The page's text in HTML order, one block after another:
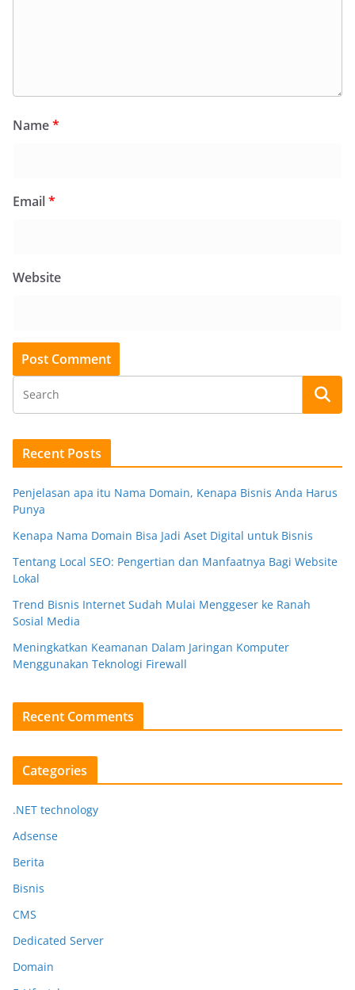
Name*
Email*
Website
Recent Posts
Penjelasan apa itu Nama Domain, Kenapa Bisnis Anda Harus
Punya
Kenapa Nama Domain Bisa Jadi Aset Digital untuk Bisnis
Tentang Local SEO: Pengertian dan Manfaatnya Bagi Website
Lokal
Trend Bisnis Internet Sudah Mulai Menggeser ke Ranah
Sosial Media
Meningkatkan Keamanan Dalam Jaringan Komputer
Menggunakan Teknologi Firewall
Recent Comments
Categories
.NET technology
Adsense
Berita
Bisnis
CMS
Dedicated Server
Domain